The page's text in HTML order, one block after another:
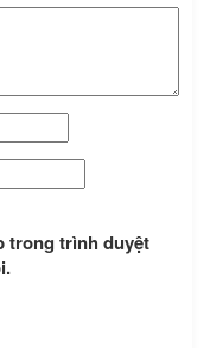
trong trình duyệt